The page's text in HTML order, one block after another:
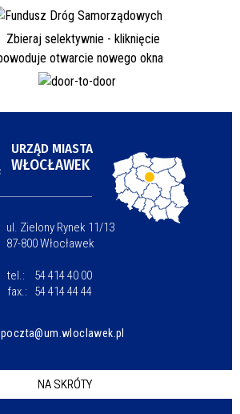
URZĄD MIASTA
WŁOCŁAWEK
ul. Zielony Rynek 11/13
87-800 Włocławek
tel.:
54 414 40 00
fax.:
54 414 44 44
poczta@um.wloclawek.pl
NA SKRÓTY